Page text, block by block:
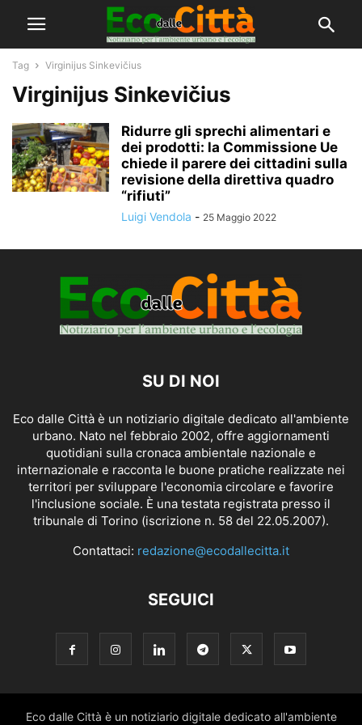
Tag Virginijus Sinkevičius
Virginijus Sinkevičius
Ridurre gli sprechi alimentari e
dei prodotti: la Commissione Ue
chiede il parere dei cittadini sulla
revisione della direttiva quadro
“rifiuti”
Luigi Vendola - 25 Maggio 2022
SU DI NOI
Eco dalle Città è un notiziario digitale dedicato all'ambiente
urbano. Nato nel febbraio 2002, offre aggiornamenti
quotidiani sulla cronaca ambientale nazionale e
internazionale e racconta le buone pratiche realizzate nei
territori per sviluppare l'economia circolare e favorire
l'inclusione sociale. È una testata registrata presso il
tribunale di Torino (iscrizione n. 58 del 22.05.2007).
Contattaci: redazione@ecodallecitta.it
SEGUICI
Eco dalle Città è un notiziario digitale dedicato all'ambiente